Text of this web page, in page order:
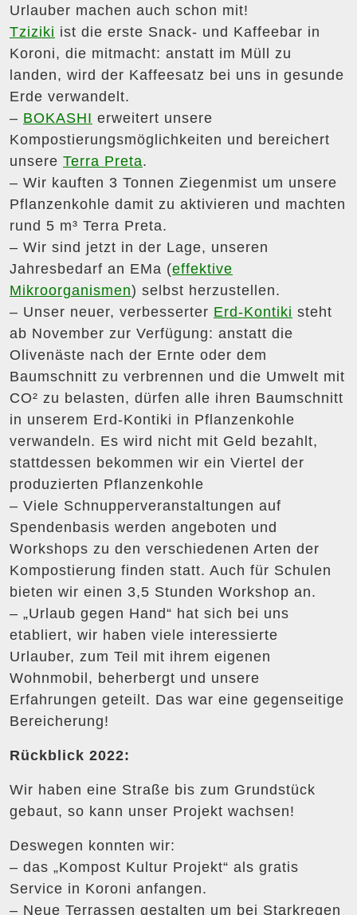
Urlauber machen auch schon mit!
Tziziki ist die erste Snack- und Kaffeebar in
Koroni, die mitmacht: anstatt im Müll zu
landen, wird der Kaffeesatz bei uns in gesunde
Erde verwandelt.
– BOKASHI erweitert unsere
Kompostierungsmöglichkeiten und bereichert
unsere Terra Preta.
– Wir kauften 3 Tonnen Ziegenmist um unsere
Pflanzenkohle damit zu aktivieren und machten
rund 5 m³ Terra Preta.
– Wir sind jetzt in der Lage, unseren
Jahresbedarf an EMa (effektive
Mikroorganismen) selbst herzustellen.
– Unser neuer, verbesserter Erd-Kontiki steht
ab November zur Verfügung: anstatt die
Olivenäste nach der Ernte oder dem
Baumschnitt zu verbrennen und die Umwelt mit
CO² zu belasten, dürfen alle ihren Baumschnitt
in unserem Erd-Kontiki in Pflanzenkohle
verwandeln. Es wird nicht mit Geld bezahlt,
stattdessen bekommen wir ein Viertel der
produzierten Pflanzenkohle
– Viele Schnupperveranstaltungen auf
Spendenbasis werden angeboten und
Workshops zu den verschiedenen Arten der
Kompostierung finden statt. Auch für Schulen
bieten wir einen 3,5 Stunden Workshop an.
– „Urlaub gegen Hand“ hat sich bei uns
etabliert, wir haben viele interessierte
Urlauber, zum Teil mit ihrem eigenen
Wohnmobil, beherbergt und unsere
Erfahrungen geteilt. Das war eine gegenseitige
Bereicherung!
Rückblick 2022:
Wir haben eine Straße bis zum Grundstück
gebaut, so kann unser Projekt wachsen!
Deswegen konnten wir:
– das „Kompost Kultur Projekt“ als gratis
Service in Koroni anfangen.
– Neue Terrassen gestalten um bei Starkregen